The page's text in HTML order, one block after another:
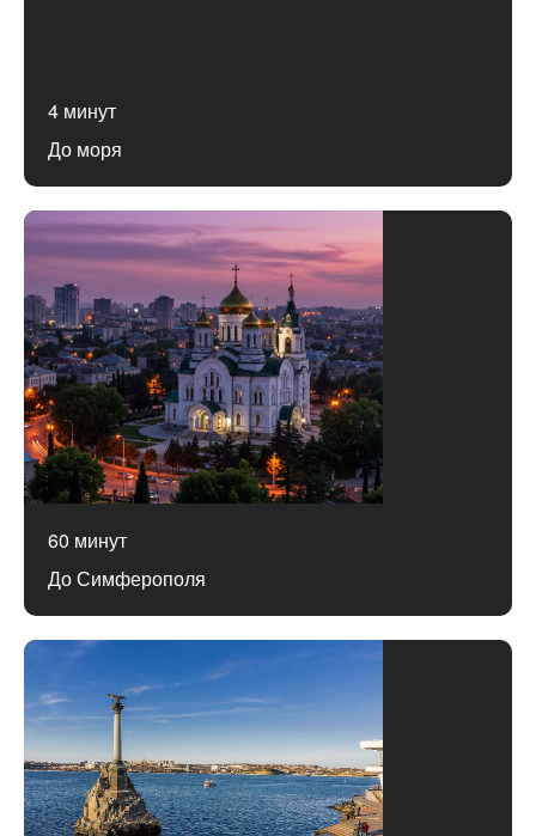
4 минут
До моря
60 минут
До Симферополя